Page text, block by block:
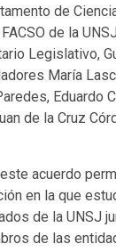
de
de la
Legislativo,
María
Eduardo
de la Cruz
acuerdo
en la que
de la UNSJ
de las